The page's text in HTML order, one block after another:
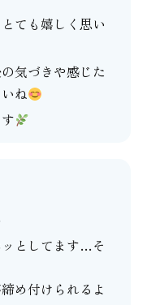
ても嬉しく思い
気づきや感じた
ね
としてます…そ
め付けられるよ